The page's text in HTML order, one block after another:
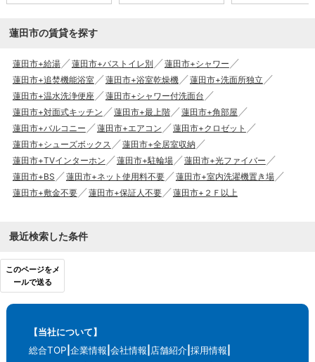
蓮田市の賃貸を探す
蓮田市+給湯 蓮田市+バストイレ別
蓮田市+シャワー
蓮田市+追焚機能浴室
蓮田市+浴室乾燥機
蓮田市+洗面所独立
蓮田市+温水洗浄便座
蓮田市+シャワー付洗面台
蓮田市+対面式キッチン
蓮田市+最上階
蓮田市+角部屋
蓮田市+バルコニー
蓮田市+エアコン
蓮田市+クロゼット
蓮田市+シューズボックス
蓮田市+全居室収納
蓮田市+TVインターホン
蓮田市+駐輪場
蓮田市+光ファイバー
蓮田市+BS
蓮田市+ネット使用料不要
蓮田市+室内洗濯機置き場
蓮田市+敷金不要
蓮田市+保証人不要 蓮田市+２Ｆ以上
最近検索した条件
このページをメ
ールで送る
【当社について】
総合TOP 企業情報 会社情報 店舗紹介 採用情報